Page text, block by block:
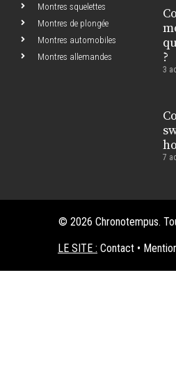
Montres squelettes
Montres de plongée
Montres automobiles
Montres allemandes
?
3
7
© 2026 Chronotempus.
LE SITE : Contact •